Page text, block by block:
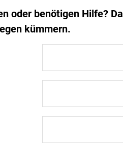
oder benötigen Hilfe?
kümmern.